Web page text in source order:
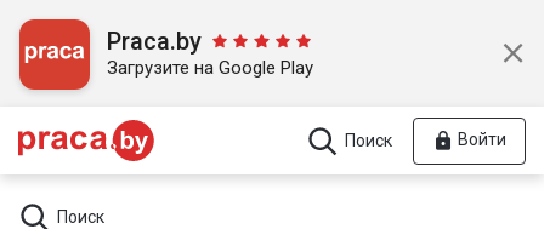
Praca.by
Загрузите на Google Play
Поиск Войти
Поиск